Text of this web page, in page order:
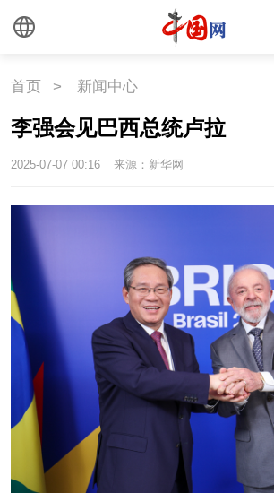
首页 > 新闻中心
李强会见巴西总统卢拉
2025-07-07 00:16 来源：新华网